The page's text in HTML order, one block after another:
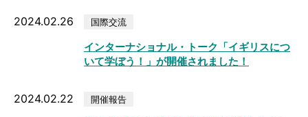
インターナショナル・トーク「イギリスにつ
いて学ぼう！」が開催されました！
国際交流
2024.02.26
開催報告
2024.02.22